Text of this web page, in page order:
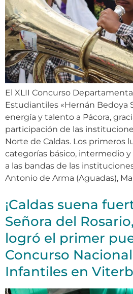
El XLII Concurso
Estudiantiles «Hernán Bedoya
energía y talento a Pácora,
participación de las
Norte de Caldas. Los primeros
categorías básico, intermedio
a las bandas de las
Antonio de Arma (Aguadas),
¡Caldas suena
Señora del
logró el primer
Concurso
Infantiles en